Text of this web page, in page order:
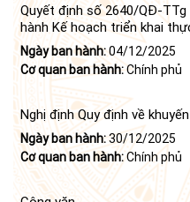
Quyết định số 2640/QĐ-
hành Kế hoạch triển khai
ngày 21 tháng 6 năm 2024
hiện Nghị quyết số 23-NQ/
của Bộ Chính trị (khóa X) về
văn học, nghệ thuật trong
Ngày ban hành:04/12/2025
Cơ quan ban hành:Chính phủ
Nghị định Quy định về
Ngày ban hành:30/12/2025
Cơ quan ban hành:Chính phủ